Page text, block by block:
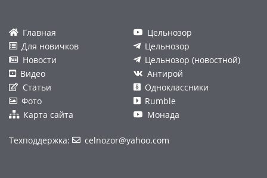
Главная
Для новичков
Новости
Видео
Статьи
Фото
Карта сайта
Цельнозор
Цельнозор
Цельнозор (новостной)
Антирой
Одноклассники
Rumble
Монада
Техподдержка: celnozor@yahoo.com